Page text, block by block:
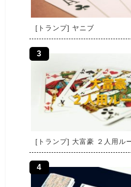
[トランプ] ヤニブ
[トランプ] 大富豪 ２人用ル